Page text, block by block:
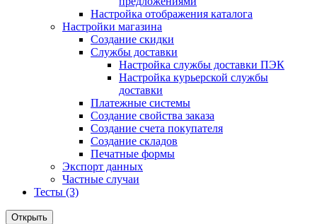
Настройка отображения каталога
Настройки магазина
Создание скидки
Службы доставки
Настройка службы доставки ПЭК
Настройка курьерской службы
доставки
Платежные системы
Создание свойства заказа
Создание счета покупателя
Создание складов
Печатные формы
Экспорт данных
Частные случаи
Тесты (3)
Открыть